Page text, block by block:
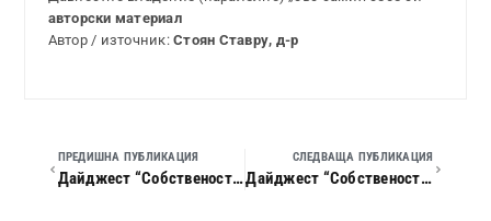
авторски материал
Автор / източник:Стоян Ставру, д-р
ПРЕДИШНА ПУБЛИКАЦИЯ
Дайджест “Собственост и право”, 2015 г., кн. 06
СЛЕДВАЩА ПУБЛИКАЦИЯ
Дайджест “Собственост и право”, 2015 г., кн. 08